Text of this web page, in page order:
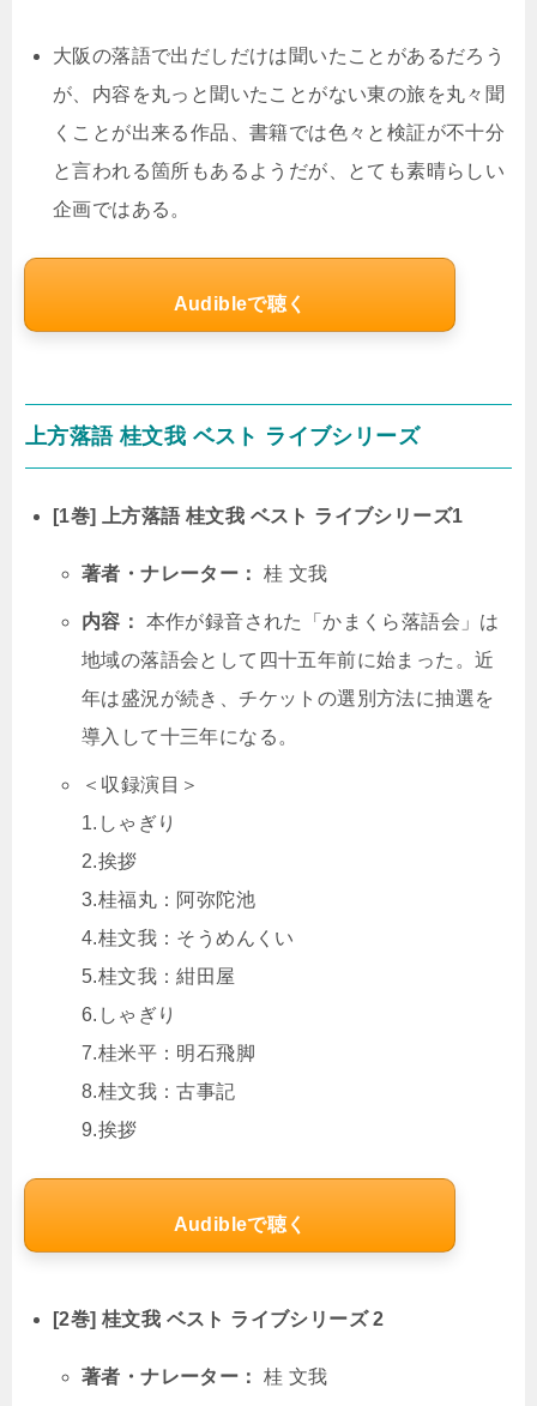
大阪の落語で出だしだけは聞いたことがあるだろう
が、内容を丸っと聞いたことがない東の旅を丸々聞
くことが出来る作品、書籍では色々と検証が不十分
と言われる箇所もあるようだが、とても素晴らしい
企画ではある。
Audibleで聴く
上方落語 桂文我 ベスト ライブシリーズ
[1巻] 上方落語 桂文我 ベスト ライブシリーズ1
著者・ナレーター： 桂 文我
内容：
本作が録音された「かまくら落語会」は
地域の落語会として四十五年前に始まった。近
年は盛況が続き、チケットの選別方法に抽選を
導入して十三年になる。
＜収録演目＞
1.しゃぎり
2.挨拶
3.桂福丸：阿弥陀池
4.桂文我：そうめんくい
5.桂文我：紺田屋
6.しゃぎり
7.桂米平：明石飛脚
8.桂文我：古事記
9.挨拶
Audibleで聴く
[2巻] 桂文我 ベスト ライブシリーズ 2
著者・ナレーター： 桂 文我